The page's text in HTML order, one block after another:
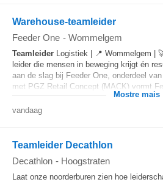
Warehouse-teamleider
Feeder One - Wommelgem
Teamleider Logistiek | 📍 Wommelgem |
leider die mensen in beweging krijgt én
aan de slag bij Feeder One, onderdeel
met PGZ Retail Concept (MACK) vormt
Mostre mais
vandaag
Teamleider Decathlon
Decathlon - Hoogstraten
Laat onze noorderburen zien hoe